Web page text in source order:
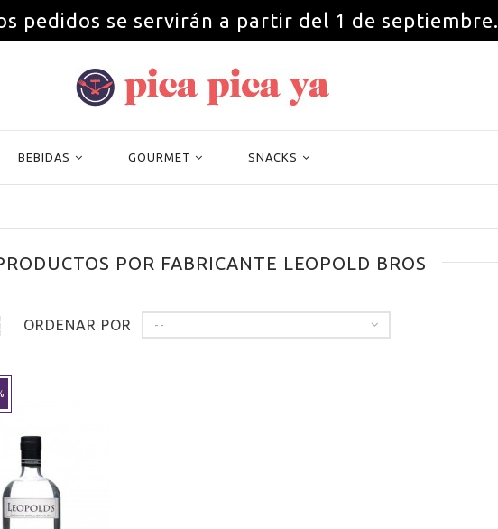
pedidos se servirán a partir del 1 de septiembre.
BEBIDAS GOURMET SNACKS
POR FABRICANTE LEOPOLD BROS
ORDENAR POR --